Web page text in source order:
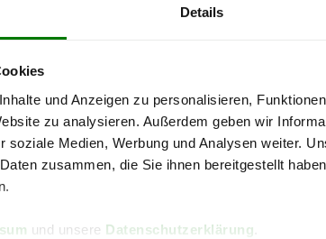
Details
und Anzeigen zu personalisieren,
zu analysieren. Außerdem geben wir
soziale Medien, Werbung und Analysen weiter.
zusammen, die Sie ihnen bereitgestellt
und unsere Datenschutzerklärung
kostenlose